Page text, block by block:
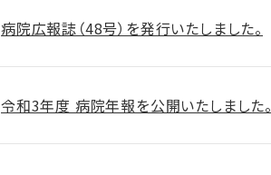
病院広報誌（48号）を発行いたしました。
令和3年度 病院年報を公開いたしました。